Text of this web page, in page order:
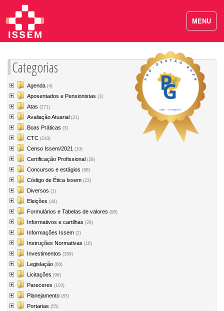
Categorias
Agenda (4)
Aposentados e Pensionistas (3)
Atas (271)
Avaliação Atuarial (21)
Boas Práticas (3)
CTC (210)
Censo Issem/2021 (10)
Certificação Profissional (28)
Concursos e estágios (68)
Código de Ética Issem (23)
Diversos (1)
Eleições (44)
Formulários e Tabelas de valores (98)
Informativos e cartilhas (29)
Informações Issem (2)
Instruções Normativas (16)
Investimentos (359)
Legislação (66)
Licitações (96)
Pareceres (103)
Planejamento (83)
Portarias (55)
MENU